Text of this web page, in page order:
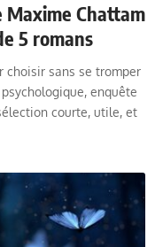
Maxime Chattam
5 romans
choisir sans se tromper
enquête
courte, utile, et